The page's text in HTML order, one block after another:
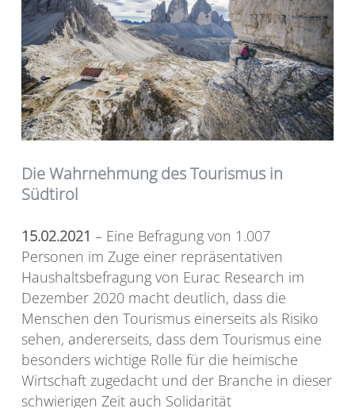
Die Wahrnehmung des Tourismus in
Südtirol
15.02.2021 – Eine Befragung von 1.007
Personen im Zuge einer repräsentativen
Haushaltsbefragung von Eurac Research im
Dezember 2020 macht deutlich, dass die
Menschen den Tourismus einerseits als Risiko
sehen, andererseits, dass dem Tourismus eine
besonders wichtige Rolle für die heimische
Wirtschaft zugedacht und der Branche in dieser
schwierigen Zeit auch Solidarität